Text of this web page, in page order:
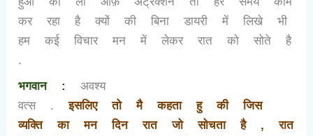
कर रहा है क्यों की बिना डायरी में लिखे भी
हम कई विचार मन में लेकर रात को सोते है
.
भगवान :
अवश्य
वत्स .इसलिए तो मै कहता हु की जिस
व्यक्ति का मन दिन रात जो सोचता है ,रात